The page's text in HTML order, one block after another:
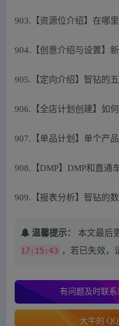
903.【资源位介绍】在哪
904.【创意介绍与设置】
905.【定向介绍】智钻的
906.【全店计划创建】如
907.【单品计划】单个产
908.【DMP】DMP和直通
909.【报表分析】智钻的
温馨提示： 本文最后
17:15:43 ，若已失效，
有问题及时联系
大牛的